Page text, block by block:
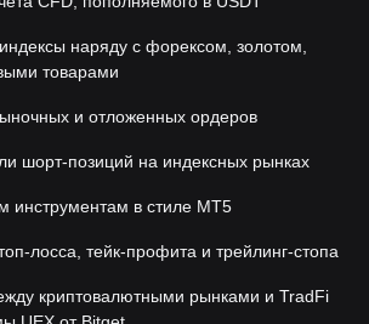
наряду с форексом, золотом,
товарами
и отложенных ордеров
шорт-позиций на индексных рынках
инструментам в стиле MT5
лосса, тейк-профита и трейлинг-стопа
криптовалютными рынками и TradFi